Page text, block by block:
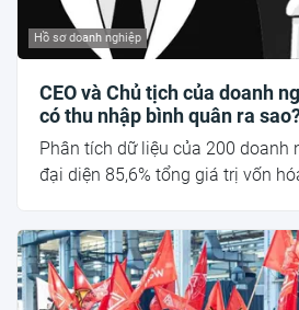
Hồ sơ doanh nghiệp
CEO và Chủ tịch của doanh
có thu nhập bình quân ra
Phân tích dữ liệu của 200 doanh
đại diện 85,6% tổng giá trị vốn